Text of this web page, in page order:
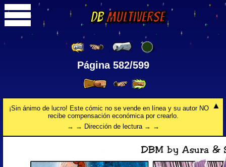
DBMultiverse
Página 582/599
¡Sin ánimo de lucro! Este cómic no se vende en línea y su autor NO
recibe compensación económica por crearlo.
→ → Dirección de lectura → →